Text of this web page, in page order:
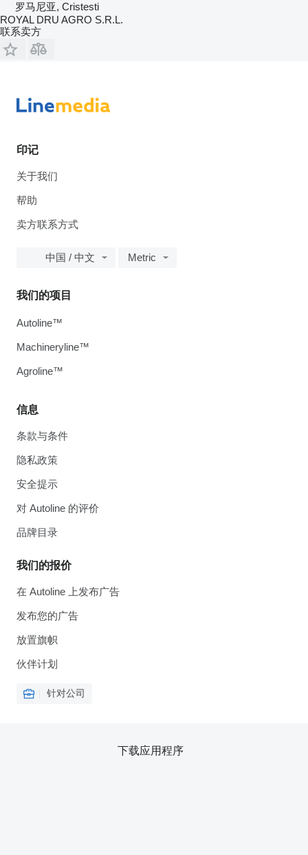
罗马尼亚, Cristesti
ROYAL DRU AGRO S.R.L.
联系卖方
印记
关于我们
帮助
卖方联系方式
中国 / 中文 Metric
信息
条款与条件
隐私政策
安全提示
对 Autoline 的评价
品牌目录
我们的报价
在 Autoline 上发布广告
发布您的广告
放置旗帜
伙伴计划
针对公司
我们的项目
Autoline™
Machineryline™
Agroline™
下载应用程序